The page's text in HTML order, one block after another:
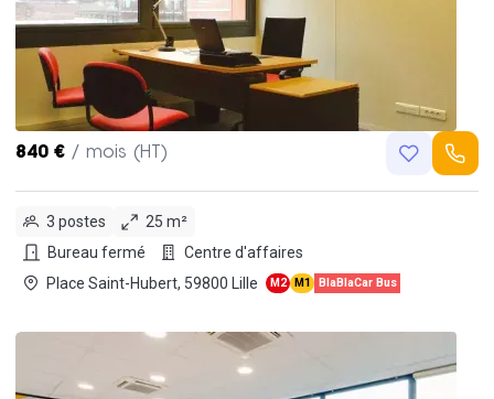
840 € / mois (HT)
3 postes
25 m²
Bureau fermé
Centre d'affaires
Place Saint-Hubert, 59800 Lille
M2 M1 BlaBlaCar Bus